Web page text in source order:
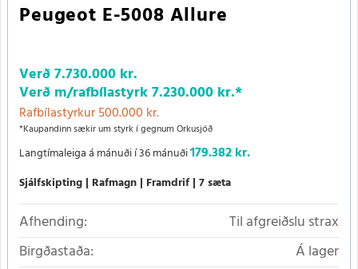
Peugeot E-5008 Allure
Verð7.730.000 kr.
Verð m/rafbílastyrk7.230.000 kr.*
Rafbílastyrkur 500.000 kr.
*Kaupandinn sækir um styrk í gegnum Orkusjóð
Langtímaleiga á mánuði í 36 mánuði179.382 kr.
Sjálfskipting Rafmagn Framdrif 7 sæta
Afhending:
Til afgreiðslu strax
Birgðastaða:
Á lager